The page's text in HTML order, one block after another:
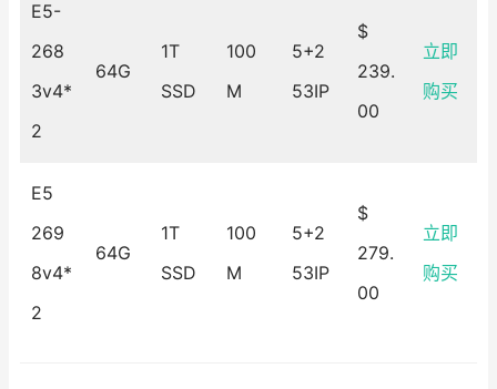
E5-
268
3v4*
2
64G
1T
SSD
100
M
5+2
53IP
$
239.
00
立即
购买
E5
269
8v4*
2
64G
1T
SSD
100
M
5+2
53IP
$
279.
00
立即
购买